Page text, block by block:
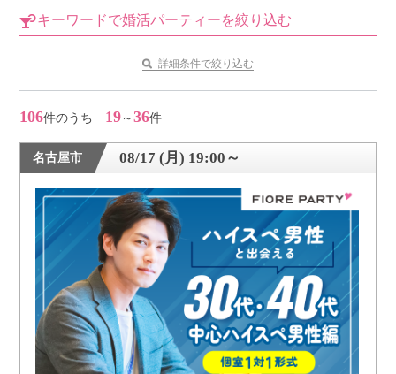
公式アカウントで最新情報を配信中！
PR
約1,300店の中から
おすすめの優良結婚相談所をご紹介
個人情報保護のため
プライバシーマークを取得しております
キーワードで婚活パーティーを絞り込む
詳細条件で絞り込む
106件のうち 19 ～36件
名古屋市 08/17 (月) 19:00～